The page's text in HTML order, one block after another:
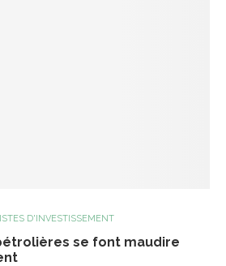
D'INVESTISSEMENT
se font maudire